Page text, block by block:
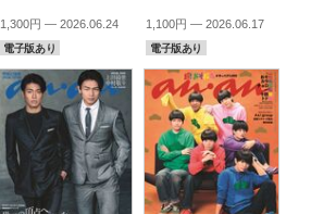
1,300円 — 2026.06.24
電子版あり
1,100円 — 2026.06.17
電子版あり